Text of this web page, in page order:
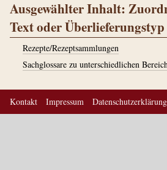
Ausgewählter Inhalt:
Text oder Überlieferungstyp
Rezepte/Rezeptsammlungen
Sachglossare zu unterschiedlichen
Kontakt Impressum Datenschutzerklärung